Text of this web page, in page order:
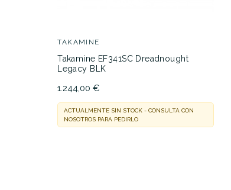
TAKAMINE
Takamine EF341SC Dreadnought
Legacy BLK
1.244,00 €
ACTUALMENTE SIN STOCK - CONSULTA CON
NOSOTROS PARA PEDIRLO